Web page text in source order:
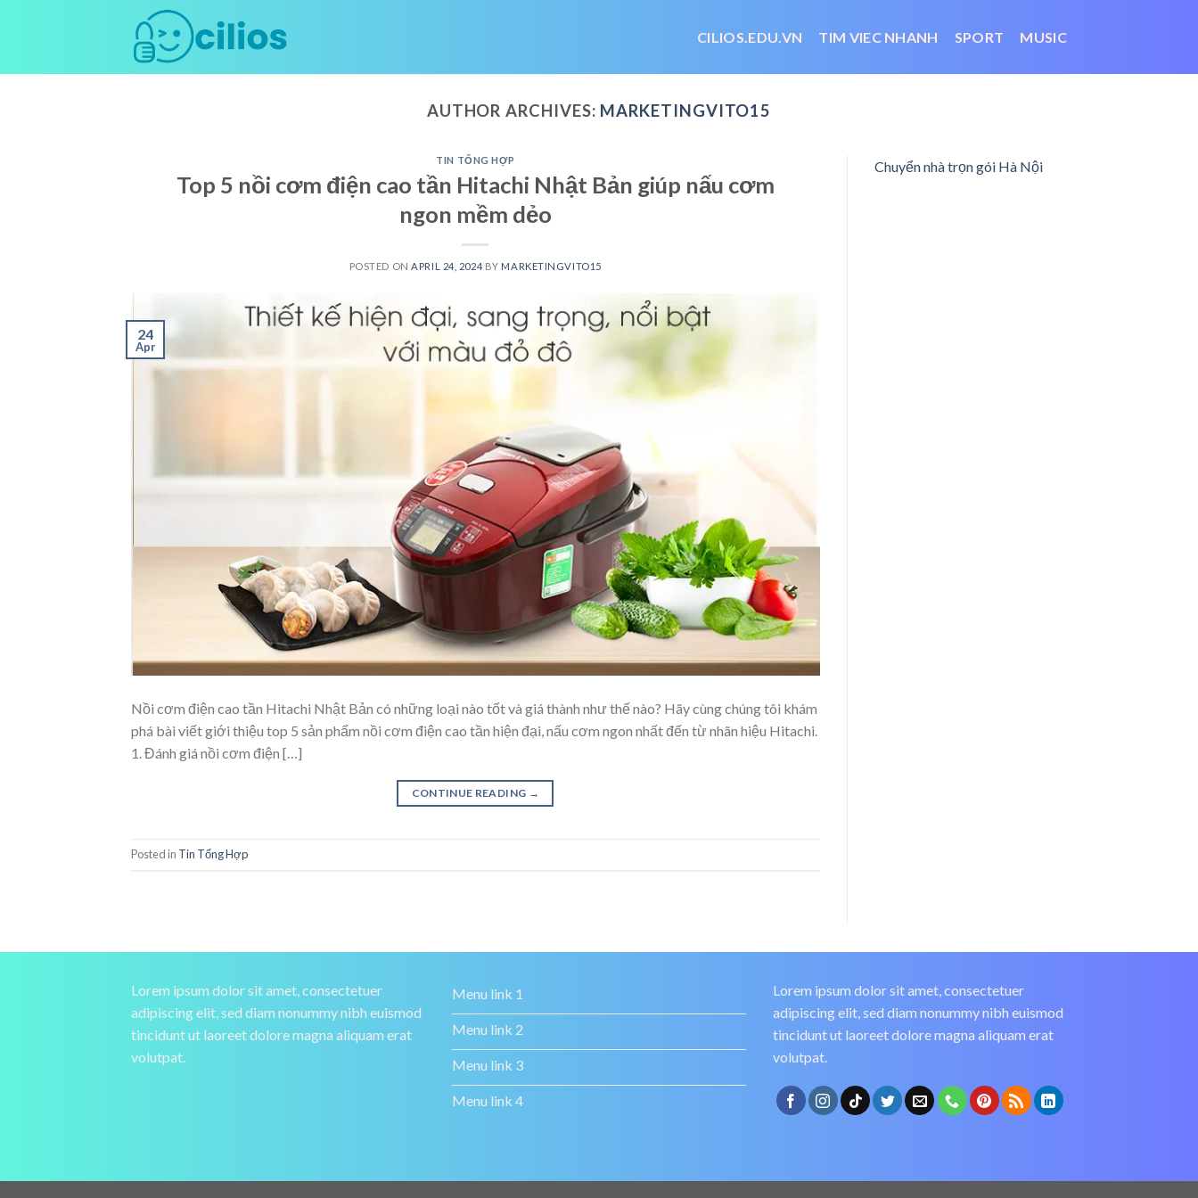
CILIOS.EDU.VN TIM VIEC NHANH SPORT MUSIC
AUTHOR ARCHIVES: MARKETINGVITO15
TIN TỔNG HỢP
Top 5 nồi cơm điện cao tần Hitachi Nhật Bản giúp nấu cơm
ngon mềm dẻo
POSTED ONAPRIL 24, 2024 BY MARKETINGVITO15
24
Apr
Nồi cơm điện cao tần Hitachi Nhật Bản có những loại nào tốt và giá thành như thế nào? Hãy cùng chúng tôi khám
phá bài viết giới thiệu top 5 sản phẩm nồi cơm điện cao tần hiện đại, nấu cơm ngon nhất đến từ nhãn hiệu Hitachi.
1. Đánh giá nồi cơm điện […]
CONTINUE READING →
Posted in Tin Tổng Hợp
Chuyển nhà trọn gói Hà Nội
Lorem ipsum dolor sit amet, consectetuer
adipiscing elit, sed diam nonummy nibh euismod
tincidunt ut laoreet dolore magna aliquam erat
volutpat.
Menu link 1
Menu link 2
Menu link 3
Menu link 4
Lorem ipsum dolor sit amet, consectetuer
adipiscing elit, sed diam nonummy nibh euismod
tincidunt ut laoreet dolore magna aliquam erat
volutpat.